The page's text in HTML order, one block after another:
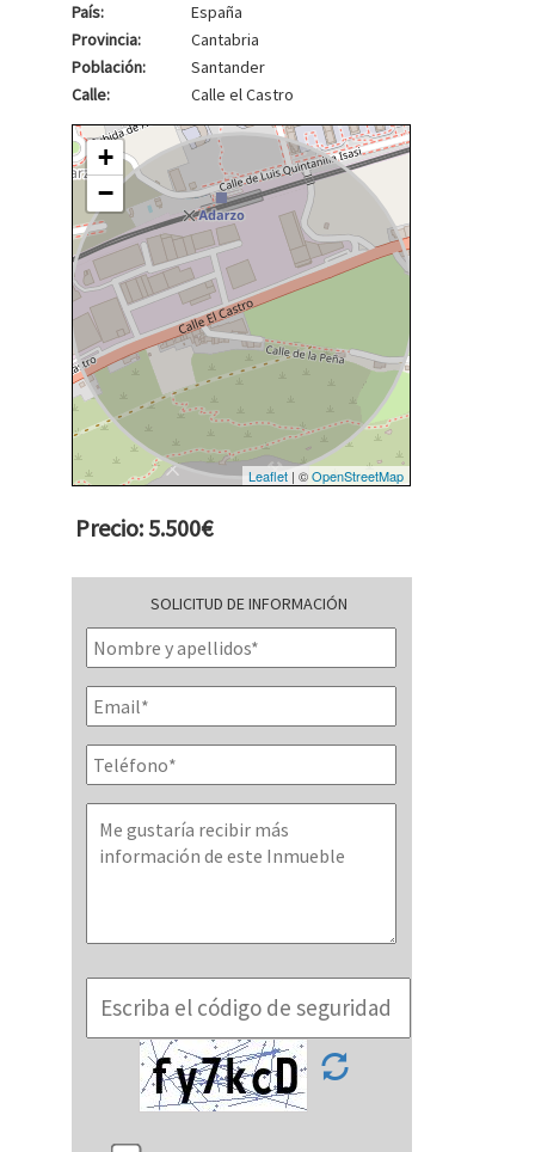
País:
España
Provincia:
Cantabria
Población:
Santander
Calle:
Calle el Castro
+
−
Leaflet | ©OpenStreetMap
Precio: 5.500€
SOLICITUD DE INFORMACIÓN